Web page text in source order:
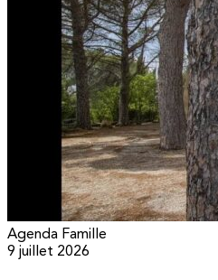
Agenda Famille
9 juillet 2026